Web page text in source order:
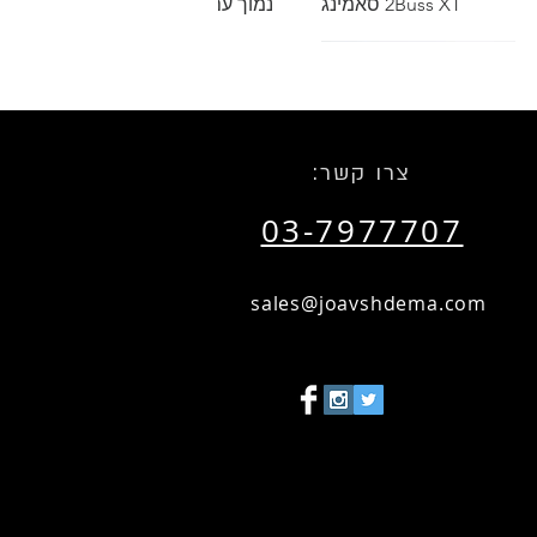
:צרו קשר
03-7977707
sales@joavshdema.com